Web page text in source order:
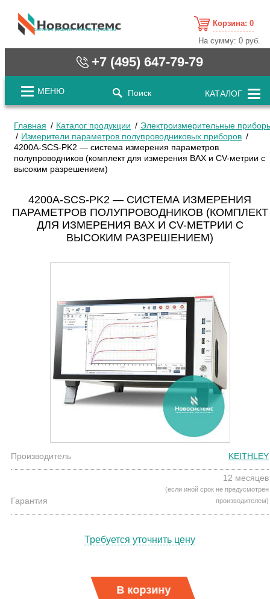
cистемные решения / www.novosystems.ru
Корзина: 0
На сумму:0 руб.
+7 (495) 647-79-79
МЕНЮ Поиск КАТАЛОГ
Главная Каталог продукции
Электроизмерительные
Измерители параметров полупроводниковых приборов
4200A-SCS-PK2 — система измерения параметров
полупроводников (комплект для измерения ВАХ и CV-метрии с
высоким разрешением)
4200A-SCS-PK2 — СИСТЕМА ИЗМЕРЕНИЯ
ПАРАМЕТРОВ ПОЛУПРОВОДНИКОВ (КОМПЛЕКТ
ДЛЯ ИЗМЕРЕНИЯ ВАХ И CV-МЕТРИИ С
ВЫСОКИМ РАЗРЕШЕНИЕМ)
Производитель KEITHLEY
Гарантия
12 месяцев
(если иной срок не предусмотрен
производителем)
Требуется уточнить цену
В корзину